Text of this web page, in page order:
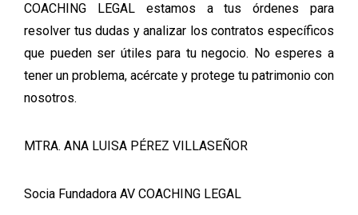
COACHING LEGAL estamos a tus órdenes para
resolver tus dudas y analizar los contratos específicos
que pueden ser útiles para tu negocio. No esperes a
tener un problema, acércate y protege tu patrimonio con
nosotros.
MTRA. ANA LUISA PÉREZ VILLASEÑOR
Socia Fundadora AV COACHING LEGAL